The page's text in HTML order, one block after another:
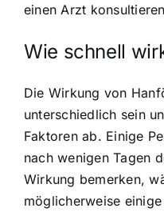
einen Arzt
Wie schnell
Die Wirkung von
unterschiedlich sein
Faktoren ab. Einige
nach wenigen Tagen
Wirkung bemerken,
möglicherweise